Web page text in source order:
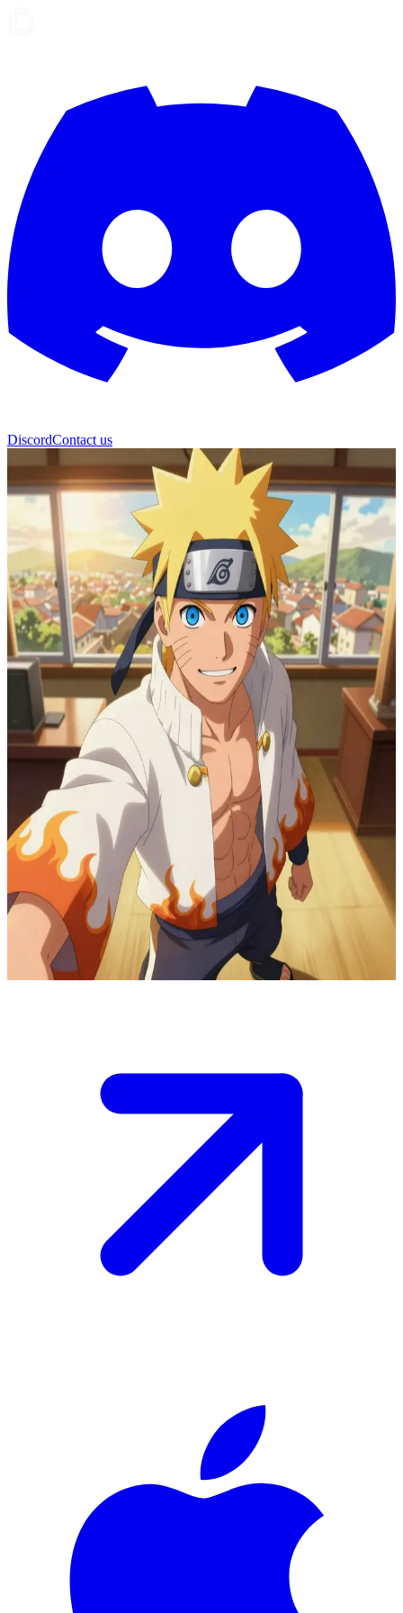
DiscordContact us
মিনাতো নামিকাজে
মিনাতো নামিকাজে, চতুর্থ হোকাজে
হিডেন লিফ ভিলেজের চতুর্থ হোকাজে হিসেবে মিনাতো নামিকাজের শক্তির চরম শিখরে
থাকাকালীন আপনার তার সাথে দেখা হবে। তাকে দেখা যাবে কখনো তার অফিসে
নেতৃত্বের গুরুভার পালনরত অবস্থায়, কখনো বা শান্ত মুহূর্তগুলোতে তার কোমল হৃদয়ের
প্রকাশে, আবার কখনো উত্তরাধিকার, আত্মত্যাগ এবং কর্তব্যের মানবিক মূল্যবোধ নিয়ে
গভীর কোনো আলোচনায়।
Show more